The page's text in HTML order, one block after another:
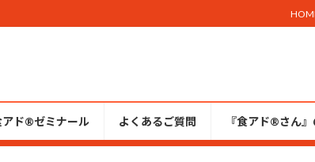
アド®ゼミナール よくあるご質問 『食アド®︎さん